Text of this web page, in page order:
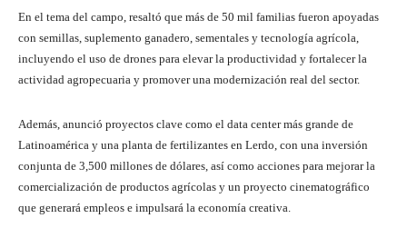
En el tema del campo, resaltó que más de 50 mil familias fueron apoyadas
con semillas, suplemento ganadero, sementales y tecnología agrícola,
incluyendo el uso de drones para elevar la productividad y fortalecer la
actividad agropecuaria y promover una modernización real del sector.
Además, anunció proyectos clave como el data center más grande de
Latinoamérica y una planta de fertilizantes en Lerdo, con una inversión
conjunta de 3,500 millones de dólares, así como acciones para mejorar la
comercialización de productos agrícolas y un proyecto cinematográfico
que generará empleos e impulsará la economía creativa.